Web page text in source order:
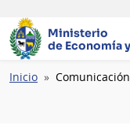
Ministerio
de Economía
Ruta
Inicio Comunicación